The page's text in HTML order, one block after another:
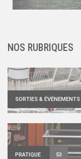
120 0
NOS RUBRIQUES
SORTIES & ÉVÉNEMENTS
PRATIQUE 53